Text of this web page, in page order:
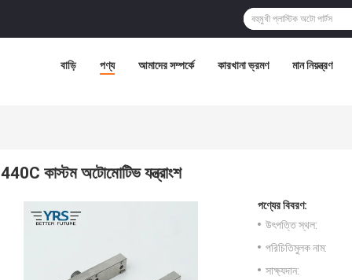
বাড়ি পণ্য আমাদের সম্পর্কে কারখানা ভ্রমণ মান নিয়ন্ত্রণ
440C কাস্টম অটোমোটিভ যন্ত্রাংশ
পণ্যের বিবরণ:
উৎপত্তি স্থল:
পরিচিতিমুলক নাম:
সাক্ষ্যদান: